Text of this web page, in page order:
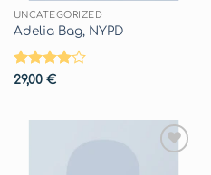
UNCATEGORIZED
Adelia Bag, NYPD
Valutato
29,00 €